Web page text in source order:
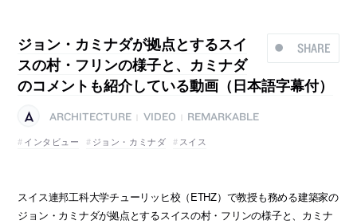
SHARE
ジョン・カミナダが拠点とするスイ
スの村・フリンの様子と、カミナダ
のコメントも紹介している動画（日本語字幕付）
ARCHITECTURE VIDEO
REMARKABLE
インタビュー
ジョン・カミナダ スイス
スイス連邦工科大学チューリッヒ校（ETHZ）で教授も務める建築家の
ジョン・カミナダが拠点とするスイスの村・フリンの様子と、カミナ